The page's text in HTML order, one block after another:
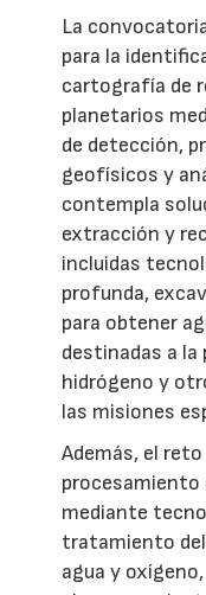
La
para la
cartografía de
planetarios
de detección,
geofísicos y
contempla
extracción y
incluidas
profunda,
para obtener
destinadas a la
hidrógeno y
las misiones
Además, el
procesamiento
mediante
tratamiento
agua y